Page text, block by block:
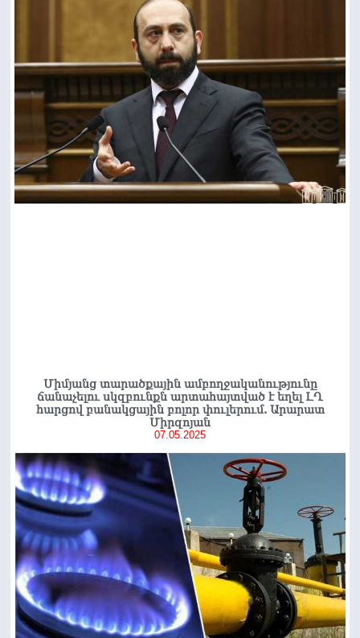
Միմյանց տարածքային ամբողջականությունը
ճանաչելու սկզբունքն արտահայտված է եղել ԼՂ
հարցով բանակցային բոլոր փուլերում. Արարատ
Միրզոյան
07.05.2025